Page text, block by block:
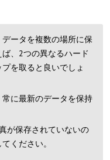
ータを複数の場所に保
、2つの異なるハード
を取ると良いでしょ
に最新のデータを保持
が保存されていないの
ください。